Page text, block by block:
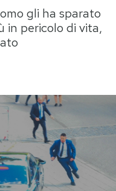
Idee
Boomer!
Mondiali calcio 2026
gli ha sparato
in pericolo di vita,